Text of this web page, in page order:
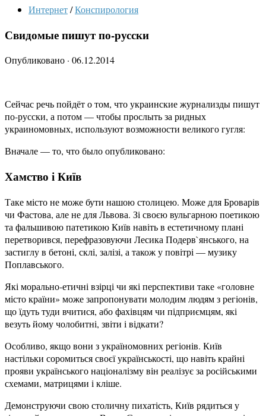
Интернет/Конспирология
Свидомые пишут по-русски
Опубликовано · 06.12.2014
Сейчас речь пойдёт о том, что украинские журнализды пишут
по-русски, а потом — чтобы прослыть за ридных
украиномовных, используют возможности великого гугля:
Вначале — то, что было опубликовано:
Хамство і Київ
Таке місто не може бути нашою столицею. Може для Броварів
чи Фастова, але не для Львова. Зі своєю вульгарною поетикою
та фальшивою патетикою Київ навіть в естетичному плані
перетворився, перефразовуючи Лесика Подерв`янського, на
застиглу в бетоні, склі, залізі, а також у повітрі — музику
Поплавського.
Які морально-етичні взірці чи які перспективи таке «головне
місто країни» може запропонувати молодим людям з регіонів,
що їдуть туди вчитися, або фахівцям чи підприємцям, які
везуть йому чолобитні, звіти і відкати?
Особливо, якщо вони з україномовних регіонів. Київ
настільки соромиться своєї українськості, що навіть крайні
прояви українського націоналізму він реалізує за російськими
схемами, матрицями і кліше.
Демонструючи свою столичну пихатість, Київ рядиться у